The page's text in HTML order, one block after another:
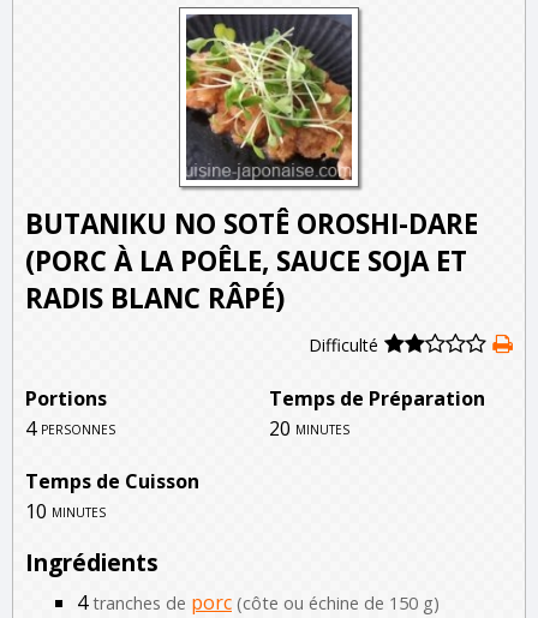
BUTANIKU NO SOTÊ OROSHI-DARE
(PORC À LA POÊLE, SAUCE SOJA ET
RADIS BLANC RÂPÉ)
Difficulté
Portions
Temps de Préparation
4 personnes 20 minutes
Temps de Cuisson
10 minutes
Ingrédients
4 tranches de porc (côte ou échine de 150 g)